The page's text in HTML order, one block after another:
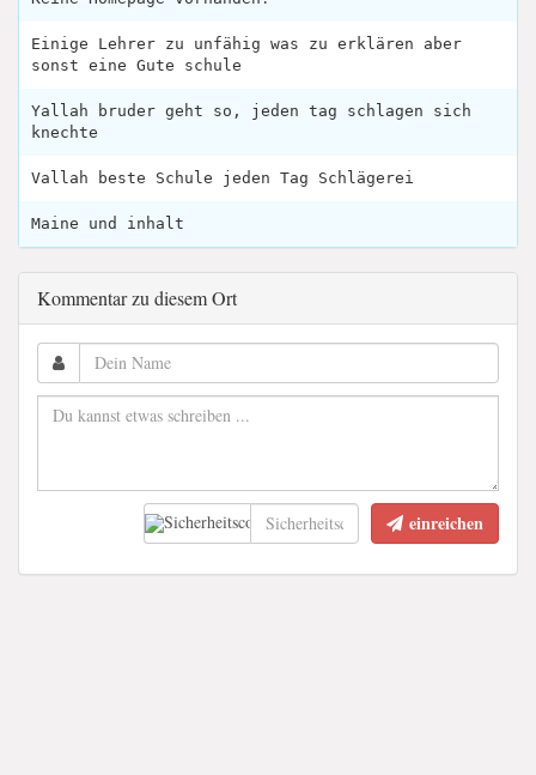
Einige Lehrer zu unfähig was zu erklären aber
sonst eine Gute schule
Yallah bruder geht so, jeden tag schlagen sich
knechte
Vallah beste Schule jeden Tag Schlägerei
Maine und inhalt
Kommentar zu diesem Ort
einreichen